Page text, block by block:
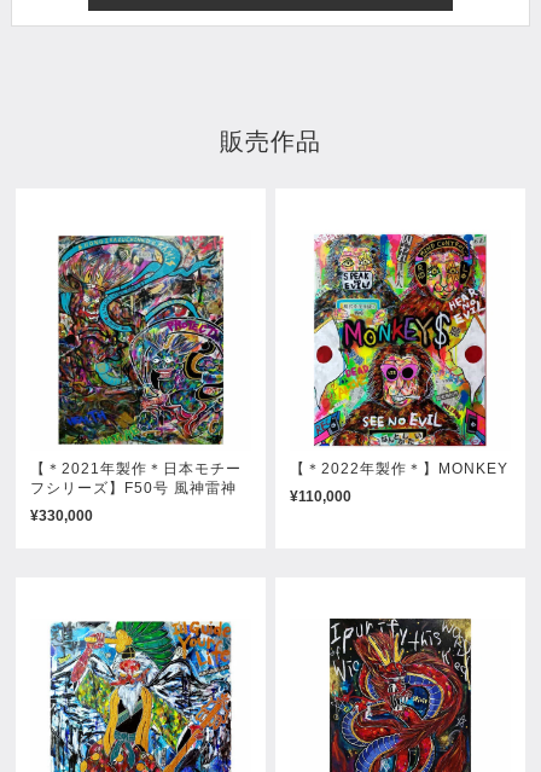
販売作品
【＊2021年製作＊日本モチー
フシリーズ】F50号 風神雷神
¥330,000
【＊2022年製作＊】MONKEY
¥110,000